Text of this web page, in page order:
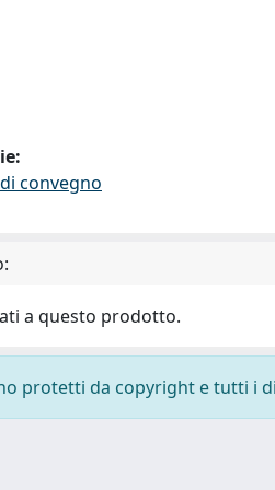
convegno
a questo prodotto.
protetti da copyright e tutti i